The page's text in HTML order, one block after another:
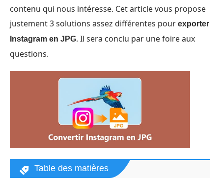
contenu qui nous intéresse. Cet article vous propose
justement 3 solutions assez différentes pour exporter
Instagram en JPG. Il sera conclu par une foire aux
questions.
Table des matières